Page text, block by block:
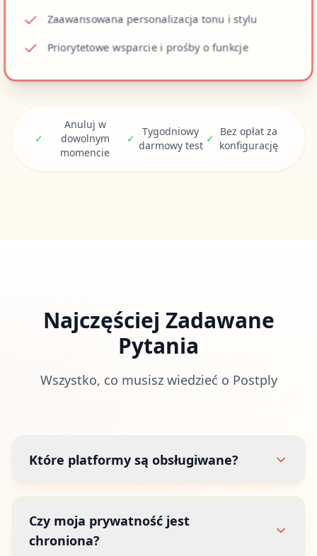
Zaawansowana personalizacja tonu i stylu
Priorytetowe wsparcie i prośby o funkcje
✓
Anuluj w
dowolnym
momencie
✓
Tygodniowy
darmowy test
✓
Bez opłat za
konfigurację
Najczęściej Zadawane
Pytania
Wszystko, co musisz wiedzieć o Postply
Które platformy są obsługiwane?
Czy moja prywatność jest
chroniona?